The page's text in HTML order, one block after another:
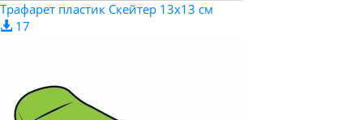
Трафарет пластик Скейтер 13х13 см
17